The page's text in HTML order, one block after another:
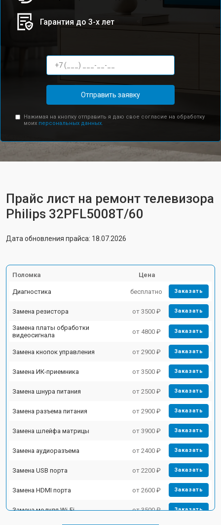
Гарантия до 3-х лет
Отправить заявку
Нажимая на кнопку отправить я даю свое согласие на обработку
моих персональных данных.
Прайс лист на ремонт телевизора
Philips 32PFL5008T/60
Дата обновления прайса: 18.07.2026
Поломка Цена
Диагностика бесплатно Заказать
Замена резистора от 3500 ₽ Заказать
Замена платы обработки
видеосигнала
от 4800 ₽ Заказать
Замена кнопок управления от 2900 ₽ Заказать
Замена ИК-приемника от 3500 ₽ Заказать
Замена шнура питания от 2500 ₽ Заказать
Замена разъема питания от 2900 ₽ Заказать
Замена шлейфа матрицы от 3900 ₽ Заказать
Замена аудиоразъема от 2400 ₽ Заказать
Замена USB порта от 2200 ₽ Заказать
Замена HDMI порта от 2600 ₽ Заказать
Замена модуля Wi-Fi от 3500 ₽ Заказать